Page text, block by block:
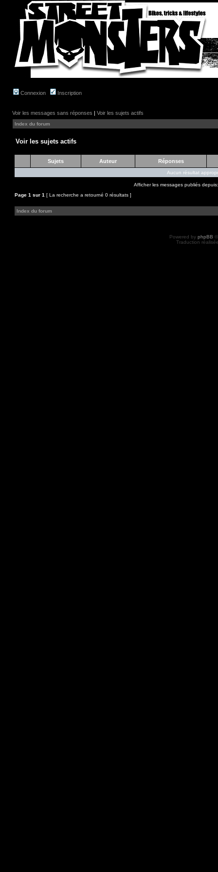
Connexion Inscription
Voir les messages sans réponses | Voir les sujets actifs
Index du forum
Voir les sujets actifs
Sujets Auteur Réponses
Aucun résultat
Afficher les messages publiés depuis:
Page 1 sur 1 [ La recherche a retourné 0 résultats ]
Index du forum
Powered by phpBB
Traduction